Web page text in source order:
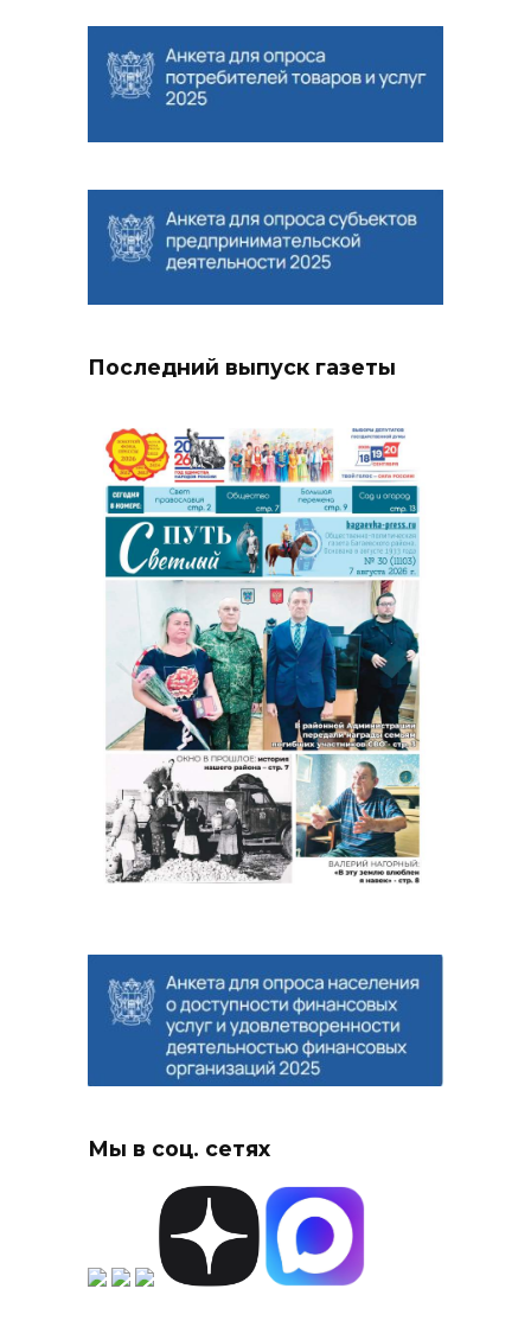
Последний выпуск газеты
Мы в соц. сетях